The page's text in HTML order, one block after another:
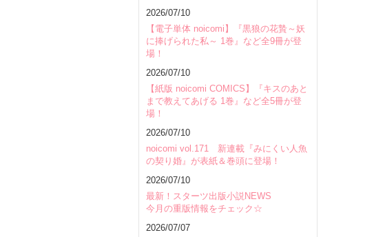
2026/07/10
【電子単体 noicomi】『黒狼の花贄～妖
に捧げられた私～ 1巻』など全9冊が登
場！
2026/07/10
【紙版 noicomi COMICS】『キスのあと
まで教えてあげる 1巻』など全5冊が登
場！
2026/07/10
noicomi vol.171 新連載『みにくい人魚
の契り婚』が表紙＆巻頭に登場！
2026/07/10
最新！スターツ出版小説NEWS
今月の重版情報をチェック☆
2026/07/07